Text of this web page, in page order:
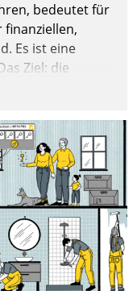
bedeutet für
Es ist eine
Ziel: die
Damit
Grundregeln